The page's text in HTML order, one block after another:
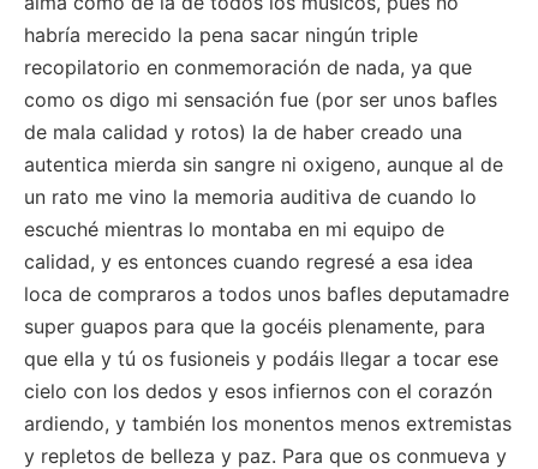
habría merecido la pena sacar ningún triple
recopilatorio en conmemoración de nada, ya que
como os digo mi sensación fue (por ser unos bafles
de mala calidad y rotos) la de haber creado una
autentica mierda sin sangre ni oxigeno, aunque al de
un rato me vino la memoria auditiva de cuando lo
escuché mientras lo montaba en mi equipo de
calidad, y es entonces cuando regresé a esa idea
loca de compraros a todos unos bafles deputamadre
super guapos para que la gocéis plenamente, para
que ella y tú os fusioneis y podáis llegar a tocar ese
cielo con los dedos y esos infiernos con el corazón
ardiendo, y también los monentos menos extremistas
y repletos de belleza y paz. Para que os conmueva y